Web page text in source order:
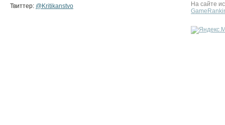
Твиттер: @Kritikanstvo
На сайте